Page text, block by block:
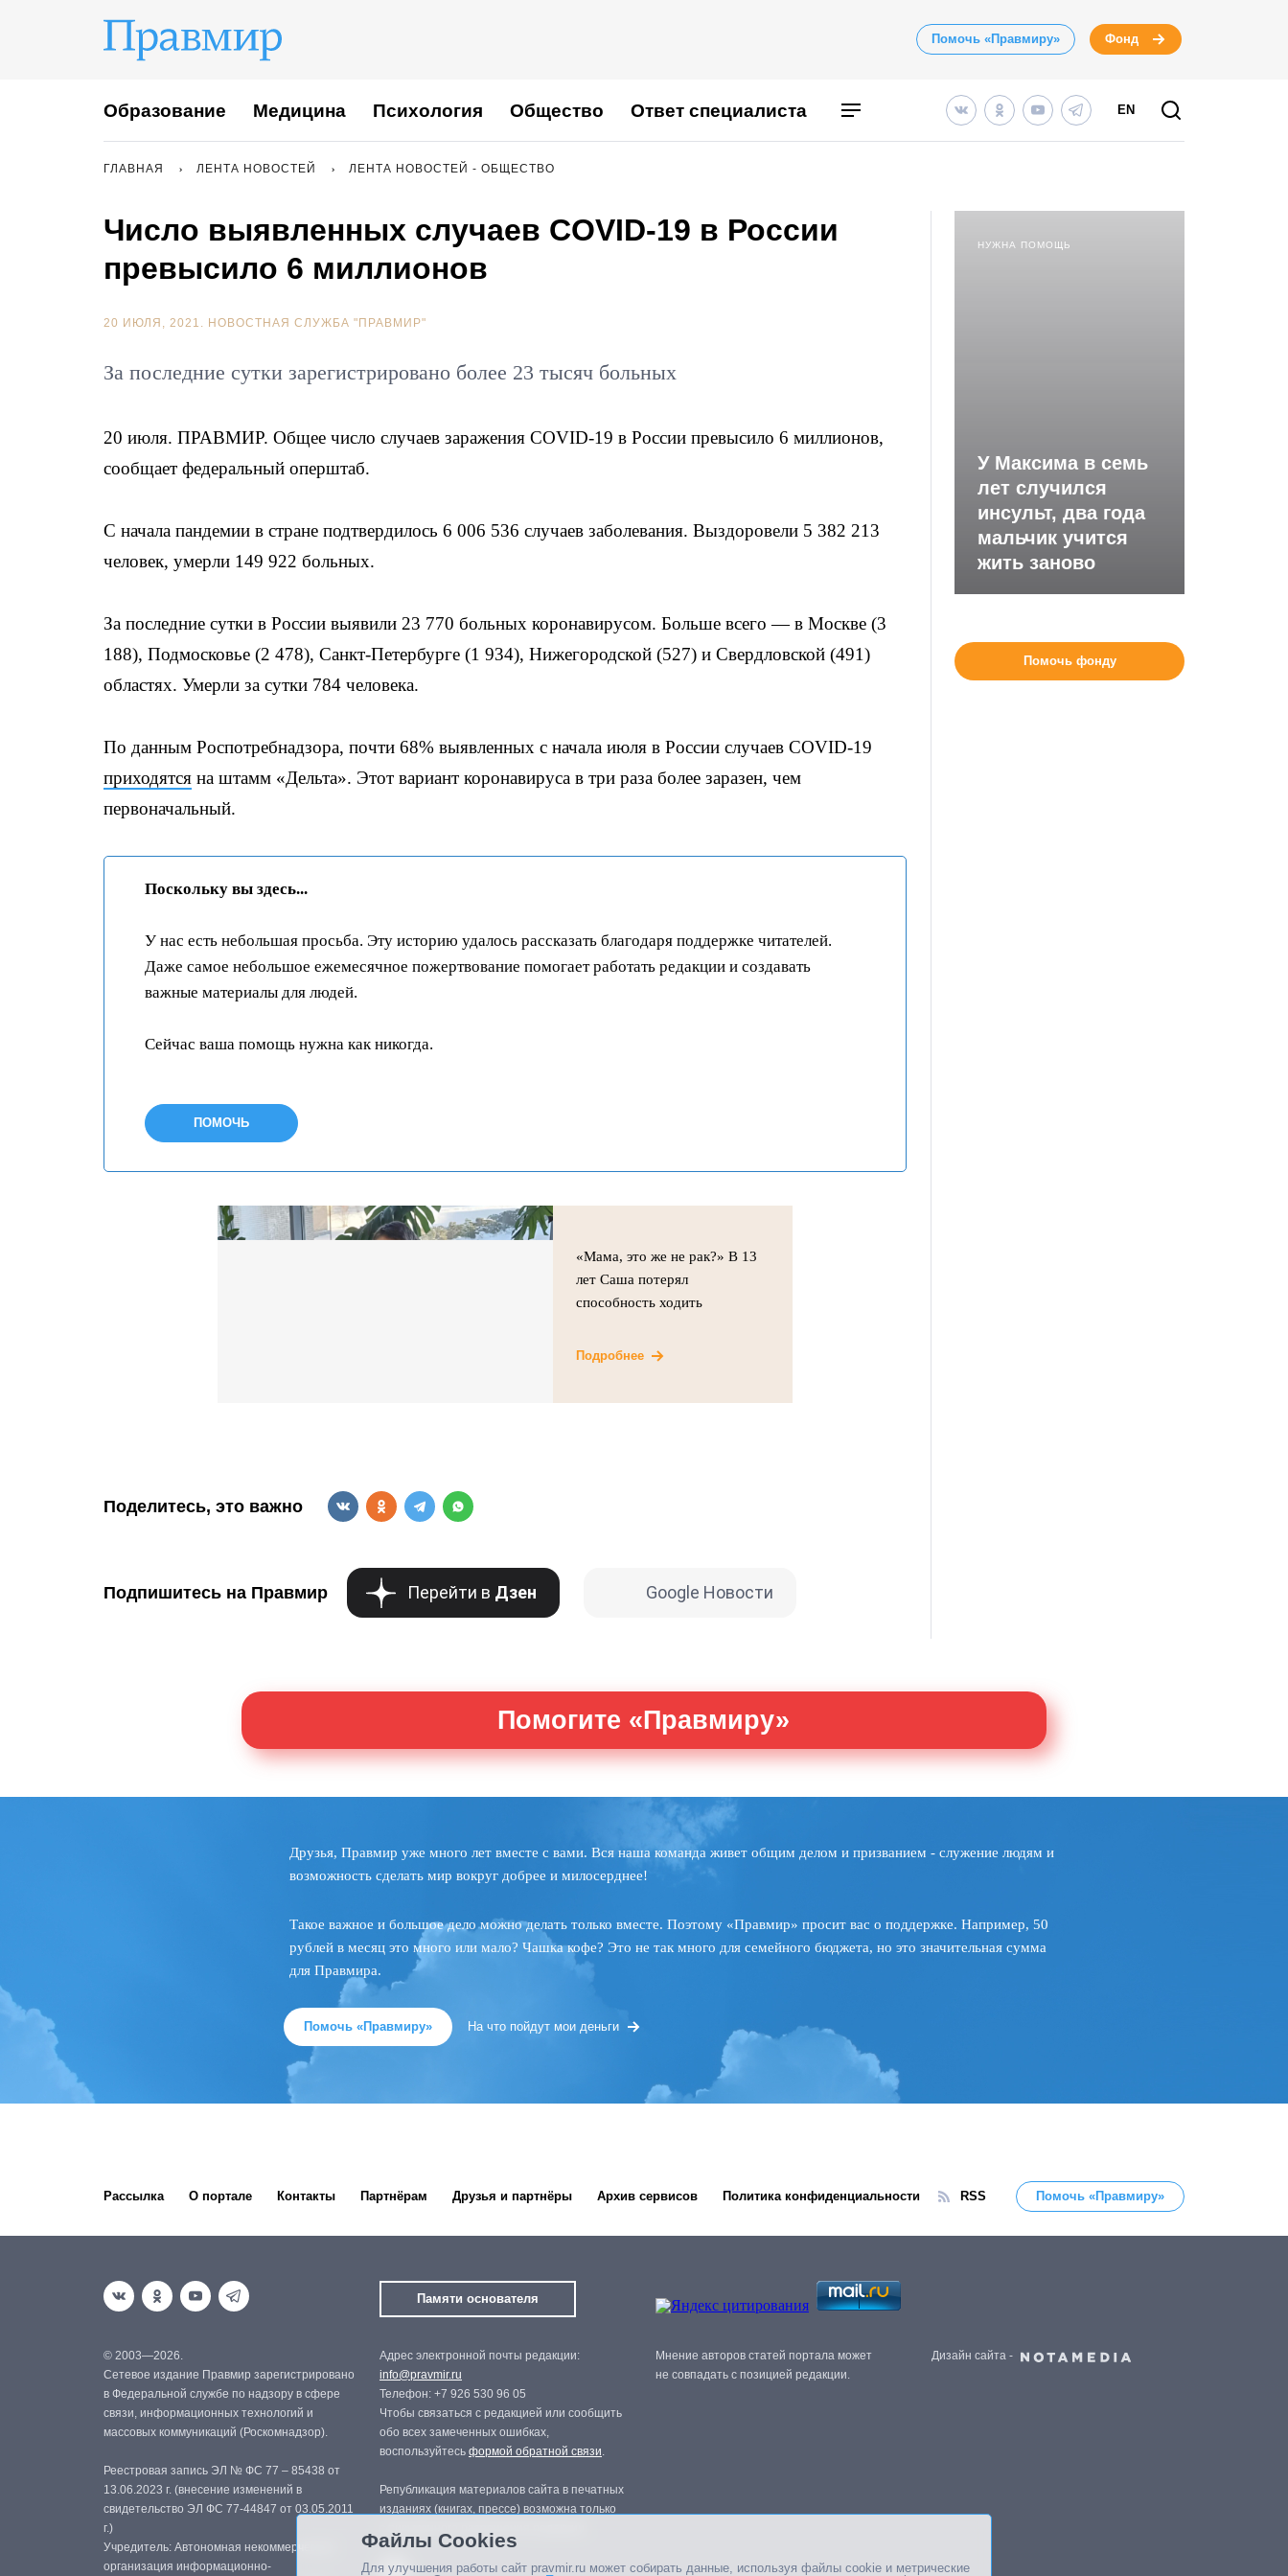
Помочь «Правмиру» Фонд
Образование Медицина Психология Общество Ответ специалиста EN
ГЛАВНАЯ ЛЕНТА НОВОСТЕЙ ЛЕНТА НОВОСТЕЙ - ОБЩЕСТВО
Число выявленных случаев COVID-19 в России
превысило 6 миллионов
20 ИЮЛЯ, 2021. НОВОСТНАЯ СЛУЖБА "ПРАВМИР"
За последние сутки зарегистрировано более 23 тысяч больных
20 июля. ПРАВМИР. Общее число случаев заражения COVID-19 в России превысило 6 миллионов,
сообщает федеральный оперштаб.
С начала пандемии в стране подтвердилось 6 006 536 случаев заболевания. Выздоровели 5 382 213
человек, умерли 149 922 больных.
За последние сутки в России выявили 23 770 больных коронавирусом. Больше всего — в Москве (3
188), Подмосковье (2 478), Санкт-Петербурге (1 934), Нижегородской (527) и Свердловской (491)
областях. Умерли за сутки 784 человека.
По данным Роспотребнадзора, почти 68% выявленных с начала июля в России случаев COVID-19
приходятся на штамм «Дельта». Этот вариант коронавируса в три раза более заразен, чем
первоначальный.
Поскольку вы здесь...
У нас есть небольшая просьба. Эту историю удалось рассказать благодаря поддержке читателей.
Даже самое небольшое ежемесячное пожертвование помогает работать редакции и создавать
важные материалы для людей.
Сейчас ваша помощь нужна как никогда.
ПОМОЧЬ
«Мама, это же не рак?» В 13
лет Саша потерял
способность ходить
Подробнее
Поделитесь, это важно
Подпишитесь на Правмир Перейти в Дзен Google Новости
НУЖНА ПОМОЩЬ
У Максима в семь
лет случился
инсульт, два года
мальчик учится
жить заново
Помочь фонду
Помогите «Правмиру»
Друзья, Правмир уже много лет вместе с вами. Вся наша команда живет общим делом и призванием - служение людям и
возможность сделать мир вокруг добрее и милосерднее!
Такое важное и большое дело можно делать только вместе. Поэтому «Правмир» просит вас о поддержке. Например, 50
рублей в месяц это много или мало? Чашка кофе? Это не так много для семейного бюджета, но это значительная сумма
для Правмира.
Помочь «Правмиру» На что пойдут мои деньги
Рассылка О портале Контакты Партнёрам Друзья и партнёры Архив сервисов Политика конфиденциальности RSS Помочь «Правмиру»
Памяти основателя
© 2003—2026.
Сетевое издание Правмир зарегистрировано
в Федеральной службе по надзору в сфере
связи, информационных технологий и
массовых коммуникаций (Роскомнадзор).
Реестровая запись ЭЛ № ФС 77 – 85438 от
13.06.2023 г. (внесение изменений в
свидетельство ЭЛ ФС 77-44847 от 03.05.2011
г.)
Учредитель: Автономная некоммерческая
организация информационно-
Адрес электронной почты редакции:
info@pravmir.ru
Телефон: +7 926 530 96 05
Чтобы связаться с редакцией или сообщить
обо всех замеченных ошибках,
воспользуйтесь формой обратной связи.
Републикация материалов сайта в печатных
изданиях (книгах, прессе) возможна только
Мнение авторов статей портала может
не совпадать с позицией редакции.
Дизайн сайта -
Файлы Cookies
Для улучшения работы сайт pravmir.ru может собирать данные, используя файлы cookie и метрические